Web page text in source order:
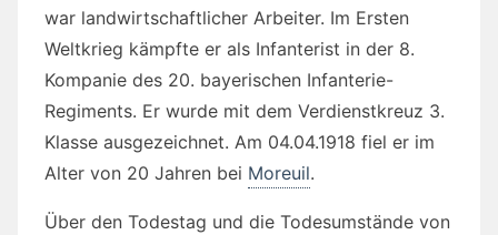
war landwirtschaftlicher Arbeiter. Im Ersten
Weltkrieg kämpfte er als Infanterist in der 8.
Kompanie des 20. bayerischen Infanterie-
Regiments. Er wurde mit dem Verdienstkreuz 3.
Klasse ausgezeichnet. Am 04.04.1918 fiel er im
Alter von 20 Jahren bei Moreuil.
Über den Todestag und die Todesumstände von